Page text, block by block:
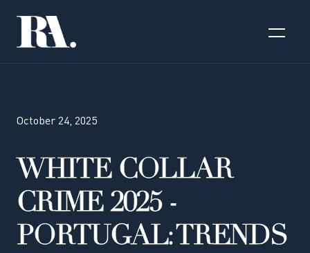
October 24, 2025
WHITE COLLAR
CRIME 2025 -
PORTUGAL: TRENDS